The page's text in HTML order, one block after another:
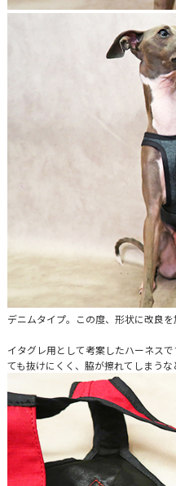
デニムタイプ。この度、形状に改良を
イタグレ用として考案したハーネス
ても抜けにくく、脇が擦れてしまうな